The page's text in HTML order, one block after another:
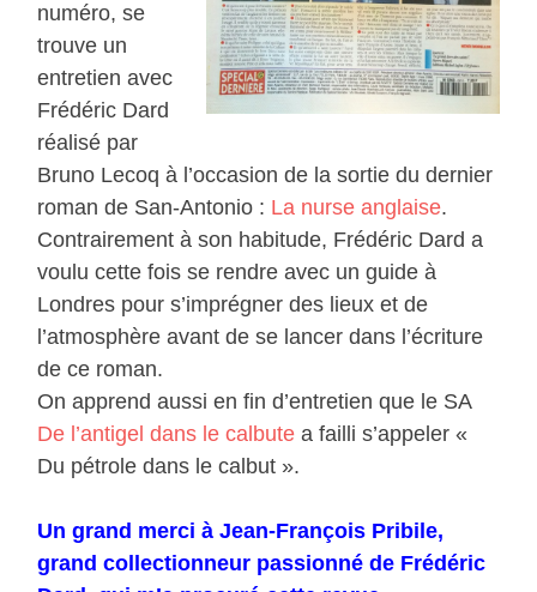
numéro, se
trouve un
entretien avec
Frédéric Dard
réalisé par
Bruno Lecoq à l’occasion de la sortie du dernier
roman de San-Antonio : La nurse anglaise.
Contrairement à son habitude, Frédéric Dard a
voulu cette fois se rendre avec un guide à
Londres pour s’imprégner des lieux et de
l’atmosphère avant de se lancer dans l’écriture
de ce roman.
On apprend aussi en fin d’entretien que le SA
De l’antigel dans le calbutea failli s’appeler «
Du pétrole dans le calbut ».
Un grand merci à Jean-François Pribile,
grand collectionneur passionné de Frédéric